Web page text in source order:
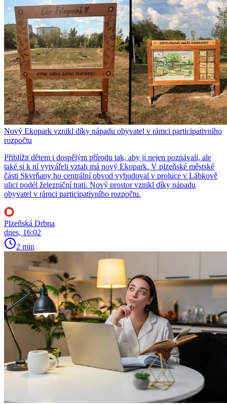
Nový Ekopark vznikl díky nápadu obyvatel v rámci participativního
rozpočtu
Přiblížit dětem i dospělým přírodu tak, aby ji nejen poznávali, ale
také si k ní vytvářeli vztah má nový Ekopark. V plzeňské městské
části Skvrňany ho centrální obvod vybudoval v proluce v Lábkově
ulici podél železniční trati. Nový prostor vznikl díky nápadu
obyvatel v rámci participativního rozpočtu.
Plzeňská Drbna
dnes, 16:02
2 min